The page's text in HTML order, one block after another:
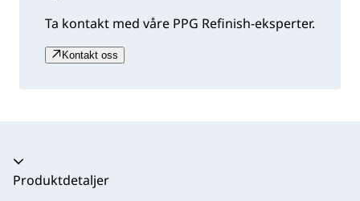
Ta kontakt med våre PPG Refinish-eksperter.
Kontakt oss
Trekkspill kollapset
Produktdetaljer